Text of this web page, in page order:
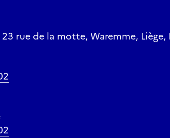
23 rue de la motte, Waremme, Liège,